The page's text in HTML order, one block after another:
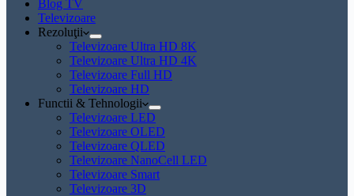
Blog TV
Televizoare
Rezoluţii
Televizoare Ultra HD 8K
Televizoare Ultra HD 4K
Televizoare Full HD
Televizoare HD
Functii & Tehnologii
Televizoare LED
Televizoare OLED
Televizoare QLED
Televizoare NanoCell LED
Televizoare Smart
Televizoare 3D